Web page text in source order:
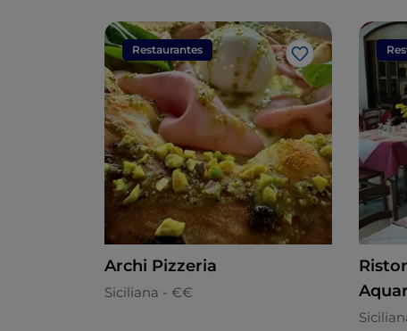
Restaurantes
Me gusta
Archi Pizzeria
Siciliana - €€